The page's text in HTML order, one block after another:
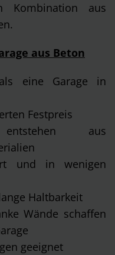
Kombination aus
aus Beton
eine Garage in
Festpreis
entstehen aus
und in wenigen
Haltbarkeit
Wände schaffen
geeignet